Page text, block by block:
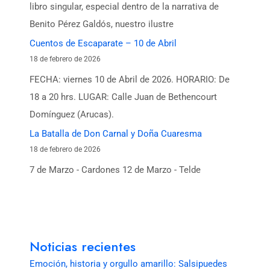
libro singular, especial dentro de la narrativa de
Benito Pérez Galdós, nuestro ilustre
Cuentos de Escaparate – 10 de Abril
18 de febrero de 2026
FECHA: viernes 10 de Abril de 2026. HORARIO: De
18 a 20 hrs. LUGAR: Calle Juan de Bethencourt
Domínguez (Arucas).
La Batalla de Don Carnal y Doña Cuaresma
18 de febrero de 2026
7 de Marzo - Cardones 12 de Marzo - Telde
Noticias recientes
Emoción, historia y orgullo amarillo: Salsipuedes